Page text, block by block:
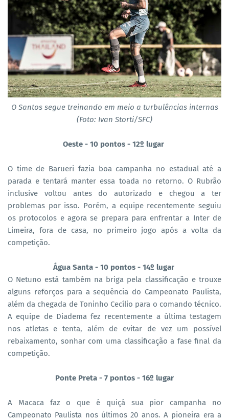
O Santos segue treinando em meio a turbulências internas
(Foto: Ivan Storti/SFC)
Oeste - 10 pontos - 12º lugar
O time de Barueri fazia boa campanha no estadual até a
parada e tentará manter essa toada no retorno. O Rubrão
inclusive voltou antes do autorizado e chegou a ter
problemas por isso. Porém, a equipe recentemente seguiu
os protocolos e agora se prepara para enfrentar a Inter de
Limeira, fora de casa, no primeiro jogo após a volta da
competição.
Água Santa - 10 pontos - 14º lugar
O Netuno está também na briga pela classificação e trouxe
alguns reforços para a sequência do Campeonato Paulista,
além da chegada de Toninho Cecílio para o comando técnico.
A equipe de Diadema fez recentemente a última testagem
nos atletas e tenta, além de evitar de vez um possível
rebaixamento, sonhar com uma classificação a fase final da
competição.
Ponte Preta - 7 pontos - 16º lugar
A Macaca faz o que é quiçá sua pior campanha no
Campeonato Paulista nos últimos 20 anos. A pioneira era a